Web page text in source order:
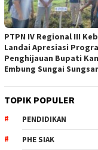
PTPN IV Regional III
Landai Apresiasi
Penghijauan Bupati
Embung Sungai
TOPIK POPULER
PENDIDIKAN
PHE SIAK